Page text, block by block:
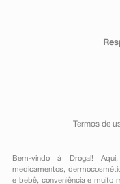
Termos de
Bem-vindo à Drogal!
medicamentos ,
e bebê, conveniênciae muito